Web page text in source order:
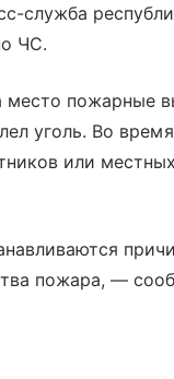
служба
ЧС.
пожарные
уголь. Во
или
пожара, —